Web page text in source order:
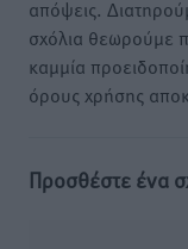
απόψεις.
σχόλια θεωρούμε
καμμία
όρους χρήσης
Προσθέστε ένα